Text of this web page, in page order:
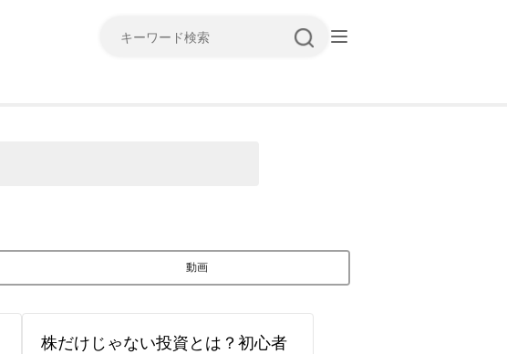
キーワード検索
動画
株だけじゃない投資とは？初心者